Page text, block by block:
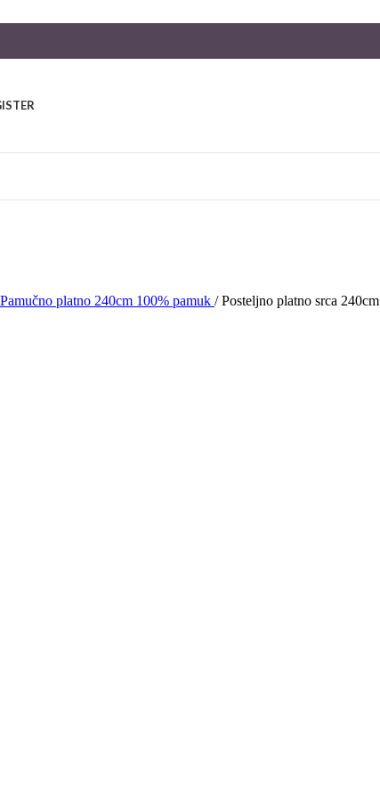
Pamučno platno 240cm 100% pamuk / Posteljno platno srca 240cm